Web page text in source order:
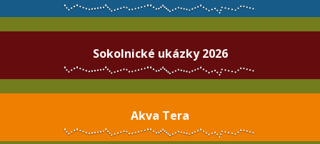
Sokolnické ukázky 2026
Akva Tera